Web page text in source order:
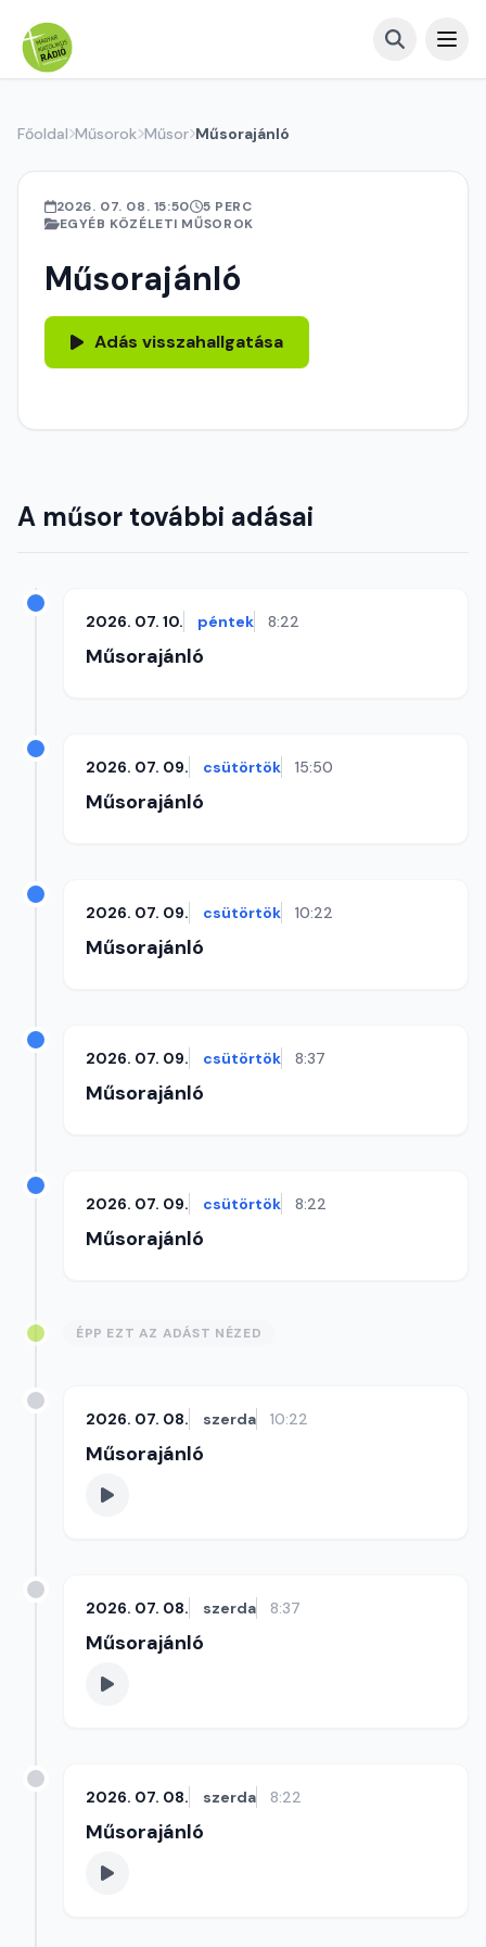
Főoldal Műsorok Műsor Műsorajánló
2026. 07. 08. 15:50
5 PERC
EGYÉB KÖZÉLETI MŰSOROK
Műsorajánló
Adás visszahallgatása
A műsor további adásai
2026. 07. 10. péntek 8:22
Műsorajánló
2026. 07. 09. csütörtök 15:50
Műsorajánló
2026. 07. 09. csütörtök 10:22
Műsorajánló
2026. 07. 09. csütörtök 8:37
Műsorajánló
2026. 07. 09. csütörtök 8:22
Műsorajánló
ÉPP EZT AZ ADÁST NÉZED
2026. 07. 08. szerda 10:22
Műsorajánló
2026. 07. 08. szerda 8:37
Műsorajánló
2026. 07. 08. szerda 8:22
Műsorajánló